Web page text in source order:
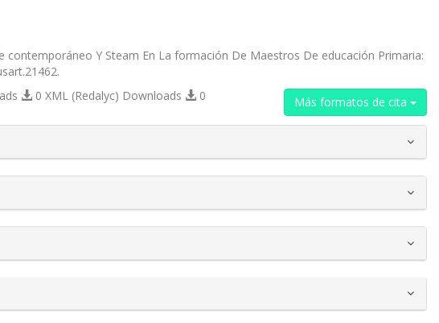
contemporáneo Y Steam En La formación De Maestros De educación Primaria:
Más formatos de cita
0 XML (Redalyc) Downloads 0